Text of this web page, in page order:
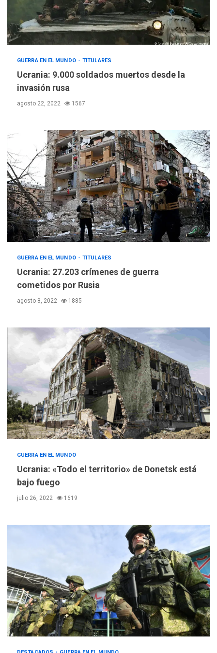
GUERRA EN EL MUNDO TITULARES
Ucrania: 9.000 soldados muertos desde la
invasión rusa
agosto 22, 2022 1567
GUERRA EN EL MUNDO TITULARES
Ucrania: 27.203 crímenes de guerra
cometidos por Rusia
agosto 8, 2022 1885
GUERRA EN EL MUNDO
Ucrania: «Todo el territorio» de Donetsk está
bajo fuego
julio 26, 2022 1619
LATINOAMÉRICA Y CARIBE
TITULARES
ÚLTIMA HORA